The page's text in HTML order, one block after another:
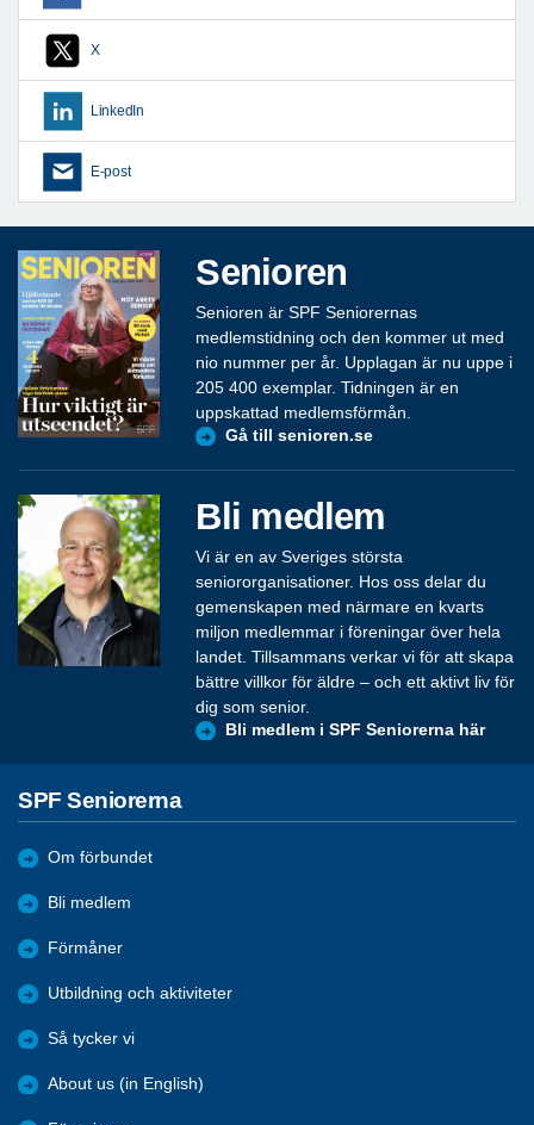
X
LinkedIn
E-post
Senioren
Senioren är SPF Seniorernas
medlemstidning och den kommer ut med
nio nummer per år. Upplagan är nu uppe i
205 400 exemplar. Tidningen är en
uppskattad medlemsförmån.
Gå till senioren.se
Bli medlem
Vi är en av Sveriges största
seniororganisationer. Hos oss delar du
gemenskapen med närmare en kvarts
miljon medlemmar i föreningar över hela
landet. Tillsammans verkar vi för att skapa
bättre villkor för äldre – och ett aktivt liv för
dig som senior.
Bli medlem i SPF Seniorerna här
SPF Seniorerna
Om förbundet
Bli medlem
Förmåner
Utbildning och aktiviteter
Så tycker vi
About us (in English)